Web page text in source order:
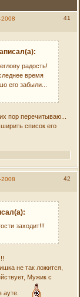
41
радость!
время
его забыли...
пор перечитываю...
список его
42
заходит!!!
не так ложится,
Мужик с
ауте.